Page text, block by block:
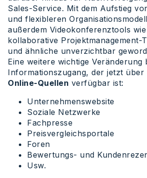
Sales-Service. Mit dem Aufstieg
und flexibleren
außerdem Videokonferenztools
kollaborative Projektmanagement-
und ähnliche unverzichtbar
Eine weitere wichtige Veränderung
Informationszugang, der jetzt über
Online-Quellen verfügbar ist:
Unternehmenswebsite
Soziale Netzwerke
Fachpresse
Preisvergleichsportale
Foren
Bewertungs- und
Usw.